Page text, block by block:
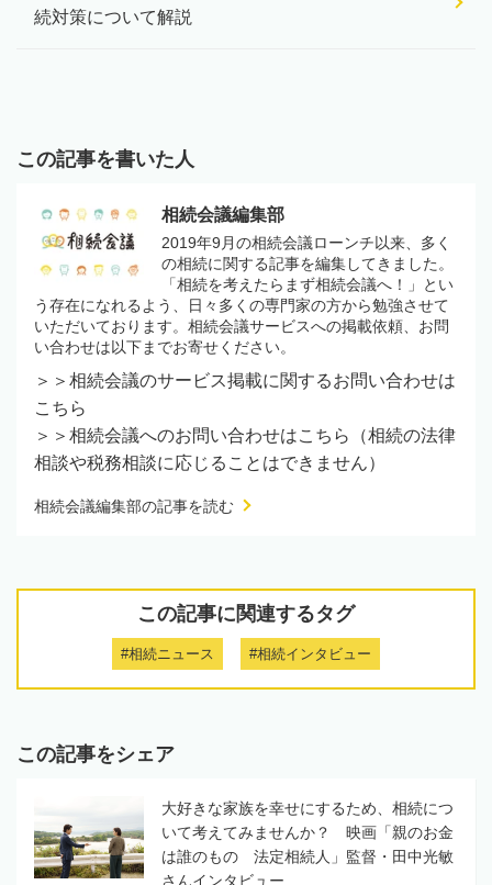
続対策について解説
この記事を書いた人
相続会議編集部
2019年9月の相続会議ローンチ以来、多く
の相続に関する記事を編集してきました。
「相続を考えたらまず相続会議へ！」とい
う存在になれるよう、日々多くの専門家の方から勉強させて
いただいております。相続会議サービスへの掲載依頼、お問
い合わせは以下までお寄せください。
＞＞相続会議のサービス掲載に関するお問い合わせは
こちら
＞＞相続会議へのお問い合わせはこちら（相続の法律
相談や税務相談に応じることはできません）
相続会議編集部の記事を読む
この記事に関連するタグ
#相続ニュース #相続インタビュー
この記事をシェア
大好きな家族を幸せにするため、相続につ
いて考えてみませんか？ 映画「親のお金
は誰のもの 法定相続人」監督・田中光敏
さんインタビュー